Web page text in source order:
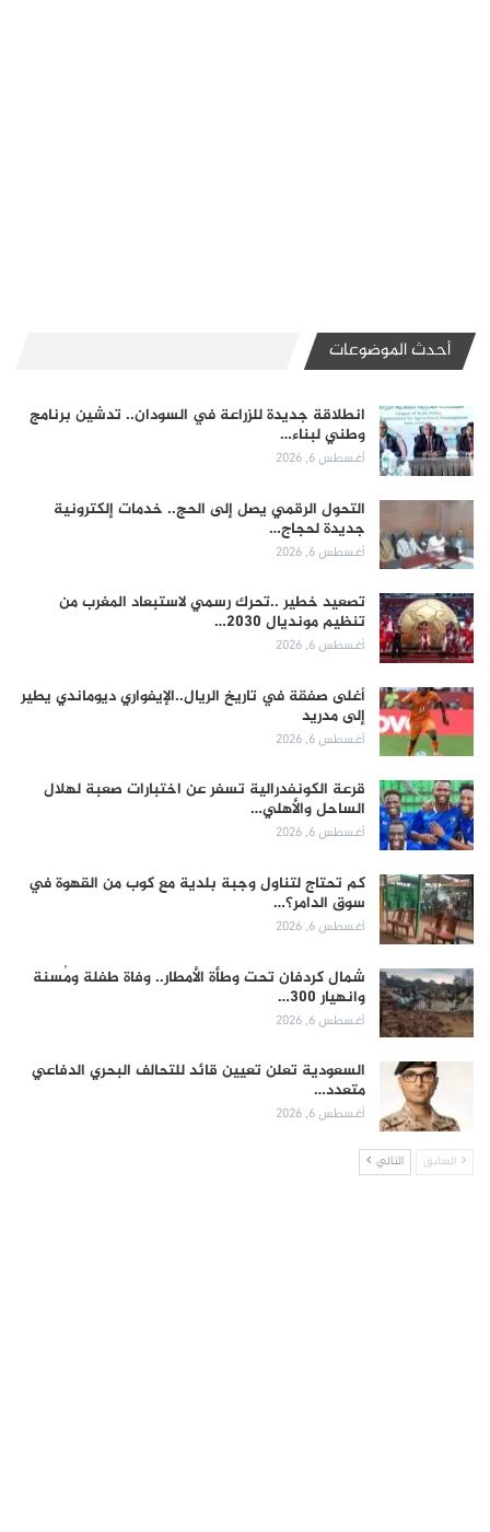
أحدث الموضوعات
انطلاقة جديدة للزراعة في السودان.. تدشين برنامج
وطني لبناء…
أغسطس 6, 2026
التحول الرقمي يصل إلى الحج.. خدمات إلكترونية
جديدة لحجاج…
أغسطس 6, 2026
تصعيد خطير ..تحرك رسمي لاستبعاد المغرب من
تنظيم مونديال 2030…
أغسطس 6, 2026
أغلى صفقة في تاريخ الريال..الإيفواري ديوماندي يطير
إلى مدريد
أغسطس 6, 2026
قرعة الكونفدرالية تسفر عن اختبارات صعبة لهلال
الساحل والأهلي…
أغسطس 6, 2026
كم تحتاج لتناول وجبة بلدية مع كوب من القهوة في
سوق الدامر؟…
أغسطس 6, 2026
شمال كردفان تحت وطأة الأمطار.. وفاة طفلة ومُسنة
وانهيار 300…
أغسطس 6, 2026
السعودية تعلن تعيين قائد للتحالف البحري الدفاعي
متعدد…
أغسطس 6, 2026
السابق التالي